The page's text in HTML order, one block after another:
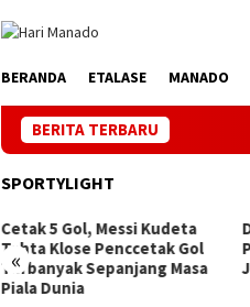
BERANDA ETALASE MANADO
BERITA TERBARU
SPORTYLIGHT
«
Dua Negara Sudah Tamat di
Piala Dunia 2026, Satu Eks
Juara 3 Edisi 2002